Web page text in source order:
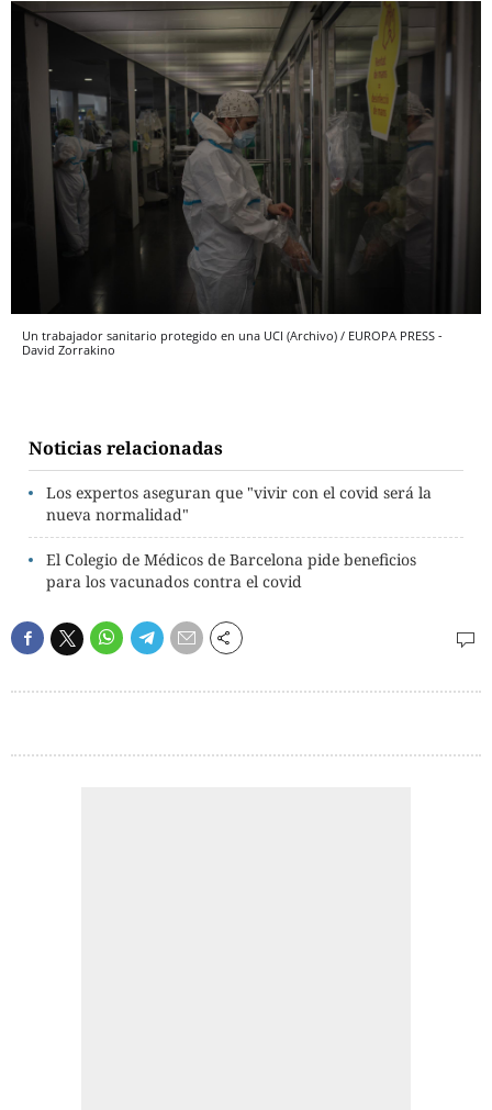
Un trabajador sanitario protegido en una UCI (Archivo) / EUROPA PRESS -
David Zorrakino
Noticias relacionadas
Los expertos aseguran que "vivir con el covid será la
nueva normalidad"
El Colegio de Médicos de Barcelona pide beneficios
para los vacunados contra el covid